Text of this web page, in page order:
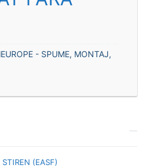
- SPUME, MONTAJ,
(EASF)